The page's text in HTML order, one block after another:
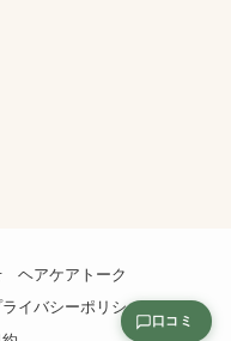
ヘアケアトーク
ライバシーポリシー
口コミ